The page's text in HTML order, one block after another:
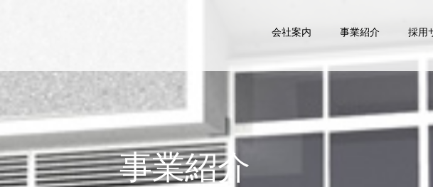
会社案内 事業紹介 採用
事業紹介